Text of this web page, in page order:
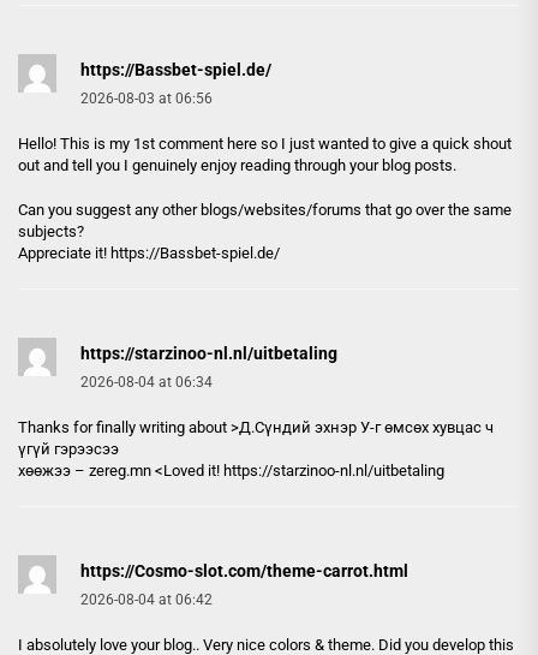
https://Bassbet-spiel.de/
2026-08-03 at 06:56
Hello! This is my 1st comment here so I just wanted to give a quick shout
out and tell you I genuinely enjoy reading through your blog posts.
Can you suggest any other blogs/websites/forums that go over the same
subjects?
Appreciate it! https://Bassbet-spiel.de/
https://starzinoo-nl.nl/uitbetaling
2026-08-04 at 06:34
Thanks for finally writing about >Д.Сүндий эхнэр У-г өмсөх хувцас ч
үгүй гэрээсээ
хөөжээ – zereg.mn <Loved it! https://starzinoo-nl.nl/uitbetaling
https://Cosmo-slot.com/theme-carrot.html
2026-08-04 at 06:42
I absolutely love your blog.. Very nice colors & theme. Did you develop this